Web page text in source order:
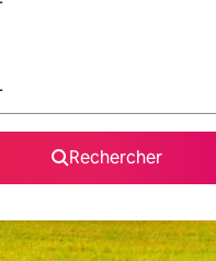
Rechercher